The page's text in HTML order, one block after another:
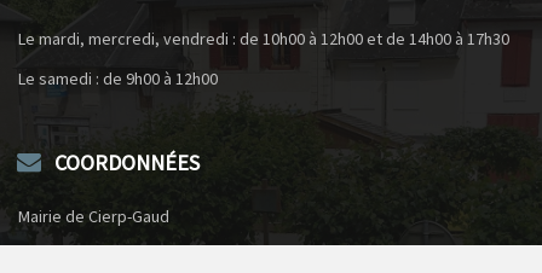
Le mardi, mercredi, vendredi : de 10h00 à 12h00 et de 14h00 à 17h30
Le samedi : de 9h00 à 12h00
COORDONNÉES
Mairie de Cierp-Gaud